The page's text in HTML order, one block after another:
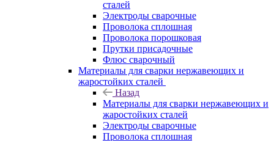
сталей
Электроды сварочные
Проволока сплошная
Проволока порошковая
Прутки присадочные
Флюс сварочный
Материалы для сварки нержавеющих и
жаростойких сталей
Назад
Материалы для сварки нержавеющих и
жаростойких сталей
Электроды сварочные
Проволока сплошная